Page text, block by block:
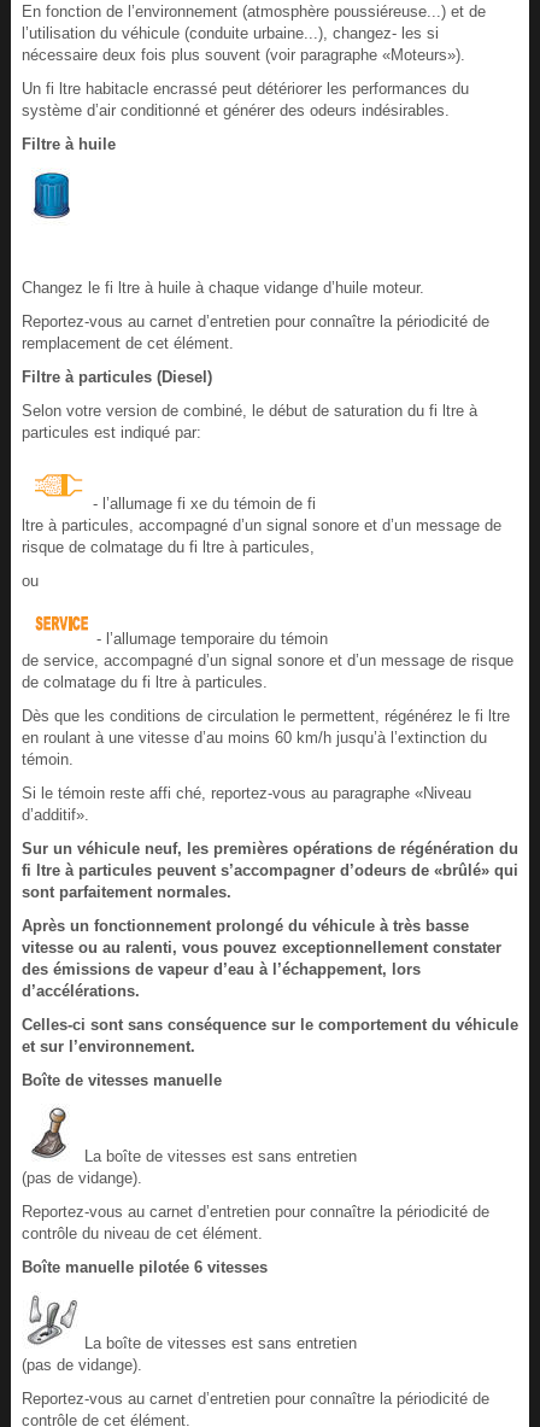
En fonction de l’environnement (atmosphère poussiéreuse...) et de
l’utilisation du véhicule (conduite urbaine...), changez- les si
nécessaire deux fois plus souvent (voir paragraphe «Moteurs»).
Un fi ltre habitacle encrassé peut détériorer les performances du
système d’air conditionné et générer des odeurs indésirables.
Filtre à huile
Changez le fi ltre à huile à chaque vidange d’huile moteur.
Reportez-vous au carnet d’entretien pour connaître la périodicité de
remplacement de cet élément.
Filtre à particules (Diesel)
Selon votre version de combiné, le début de saturation du fi ltre à
particules est indiqué par:
- l’allumage fi xe du témoin de fi
ltre à particules, accompagné d’un signal sonore et d’un message de
risque de colmatage du fi ltre à particules,
ou
- l’allumage temporaire du témoin
de service, accompagné d’un signal sonore et d’un message de risque
de colmatage du fi ltre à particules.
Dès que les conditions de circulation le permettent, régénérez le fi ltre
en roulant à une vitesse d’au moins 60 km/h jusqu’à l’extinction du
témoin.
Si le témoin reste affi ché, reportez-vous au paragraphe «Niveau
d’additif».
Sur un véhicule neuf, les premières opérations de régénération du
fi ltre à particules peuvent s’accompagner d’odeurs de «brûlé» qui
sont parfaitement normales.
Après un fonctionnement prolongé du véhicule à très basse
vitesse ou au ralenti, vous pouvez exceptionnellement constater
des émissions de vapeur d’eau à l’échappement, lors
d’accélérations.
Celles-ci sont sans conséquence sur le comportement du véhicule
et sur l’environnement.
Boîte de vitesses manuelle
La boîte de vitesses est sans entretien
(pas de vidange).
Reportez-vous au carnet d’entretien pour connaître la périodicité de
contrôle du niveau de cet élément.
Boîte manuelle pilotée 6 vitesses
La boîte de vitesses est sans entretien
(pas de vidange).
Reportez-vous au carnet d’entretien pour connaître la périodicité de
contrôle de cet élément.